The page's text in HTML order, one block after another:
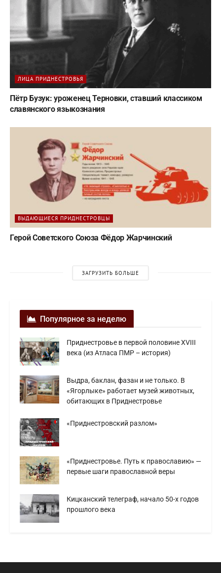
ЛИЦА ПРИДНЕСТРОВЬЯ
Пётр Бузук: уроженец Терновки, ставший классиком
славянского языкознания
ВЫДАЮЩИЕСЯ ПРИДНЕСТРОВЦЫ
Герой Советского Союза Фёдор Жарчинский
ЗАГРУЗИТЬ БОЛЬШЕ
Популярное за неделю
Приднестровье в первой половине ХVIII
века (из Атласа ПМР – история)
Выдра, баклан, фазан и не только. В
«Ягорлыке» работает музей животных,
обитающих в Приднестровье
«Приднестровский разлом»
«Приднестровье. Путь к православию» —
первые шаги православной веры
Кицканский телеграф, начало 50-х годов
прошлого века